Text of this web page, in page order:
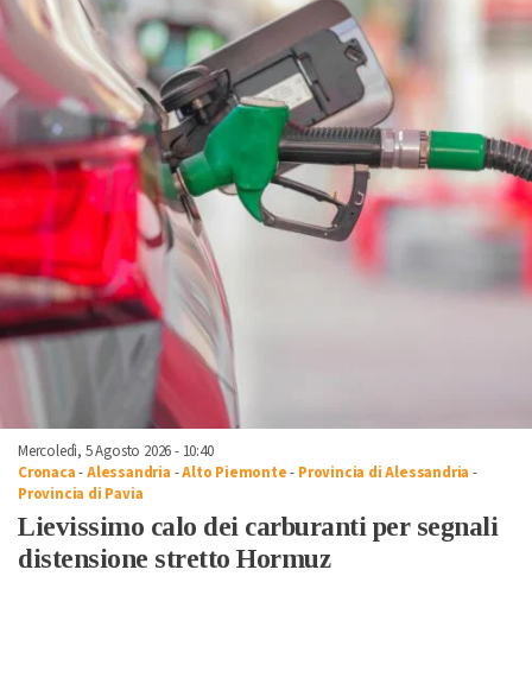
Mercoledì, 5 Agosto 2026 - 10:40
Cronaca-Alessandria -Alto Piemonte- Provincia di Alessandria -
Provincia di Pavia
Lievissimo calo dei carburanti per segnali
distensione stretto Hormuz